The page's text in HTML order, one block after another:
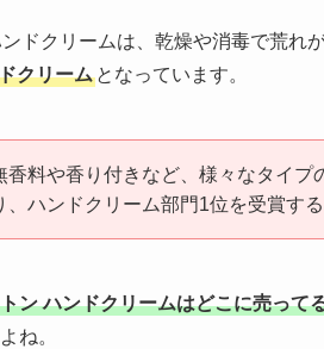
ドクリームは、乾燥や消毒で荒れ
クリーム となっています。
香料や香り付きなど、様々なタイプ
、ハンドクリーム部門1位を受賞す
ン ハンドクリームはどこに売って
ね。